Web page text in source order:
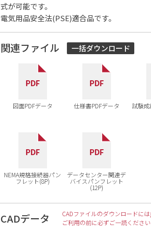
式が可能です。
電気用品安全法(PSE)適合品です。
関連ファイル
図面PDFデータ 仕様書PDFデータ 試験成
NEMA規格接続器パン
フレット(8P)
データセンター関連デ
バイスパンフレット
(12P)
一括ダウンロード
CADデータ CADファイルのダウンロードには
ご利用の前に必ずご一読くださ